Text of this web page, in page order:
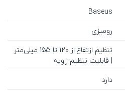
Baseus
رومیزی
تنظیم ازتفاع از 120 تا 155 میلی‌متر
| قابلیت تنظیم زاویه
دارد